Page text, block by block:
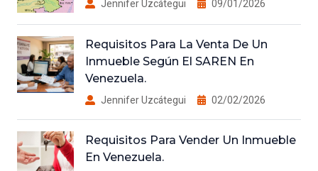
Jennifer Uzcátegui 09/01/2026
Requisitos Para La Venta De Un
Inmueble Según El SAREN En
Venezuela.
Jennifer Uzcátegui 02/02/2026
Requisitos Para Vender Un Inmueble
En Venezuela.